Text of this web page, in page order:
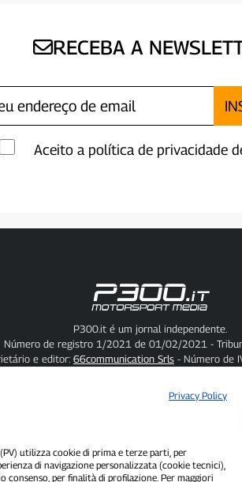
RECEBA A
Aceito a política de privacidade
P300.it é um jornal independente.
Número de registro 1/2021 de 01/02/2021 -
e editor: 66communication Srls- Número de
"Se isso realmente aconteceu, você encontrará
Copyright © P300.it 2012-2026
Privacy Policy
utilizza cookie di prima e terze parti, per
di navigazione personalizzata (cookie tecnici),
per finalità di profilazione. Per maggiori